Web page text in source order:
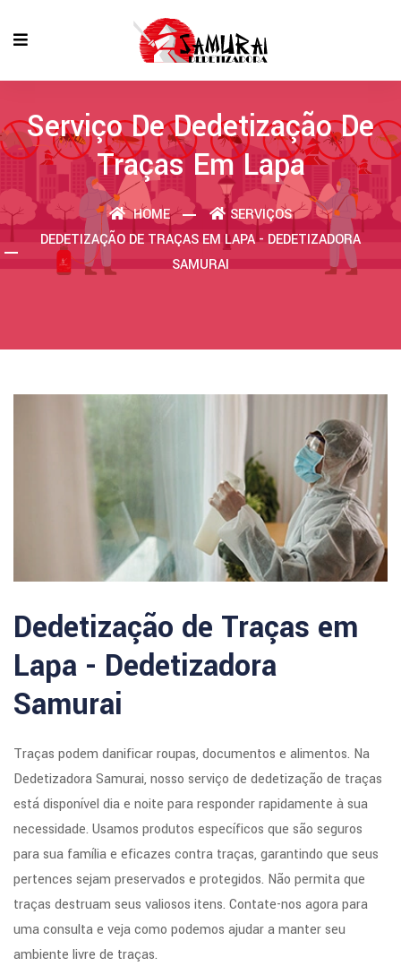
Serviço De Dedetização De
Traças Em Lapa
HOME
SERVIÇOS
DEDETIZAÇÃO DE TRAÇAS EM LAPA - DEDETIZADORA
SAMURAI
Dedetização de Traças em
Lapa - Dedetizadora
Samurai
Traças podem danificar roupas, documentos e alimentos. Na
Dedetizadora Samurai, nosso serviço de dedetização de traças
está disponível dia e noite para responder rapidamente à sua
necessidade. Usamos produtos específicos que são seguros
para sua família e eficazes contra traças, garantindo que seus
pertences sejam preservados e protegidos. Não permita que
traças destruam seus valiosos itens. Contate-nos agora para
uma consulta e veja como podemos ajudar a manter seu
ambiente livre de traças.